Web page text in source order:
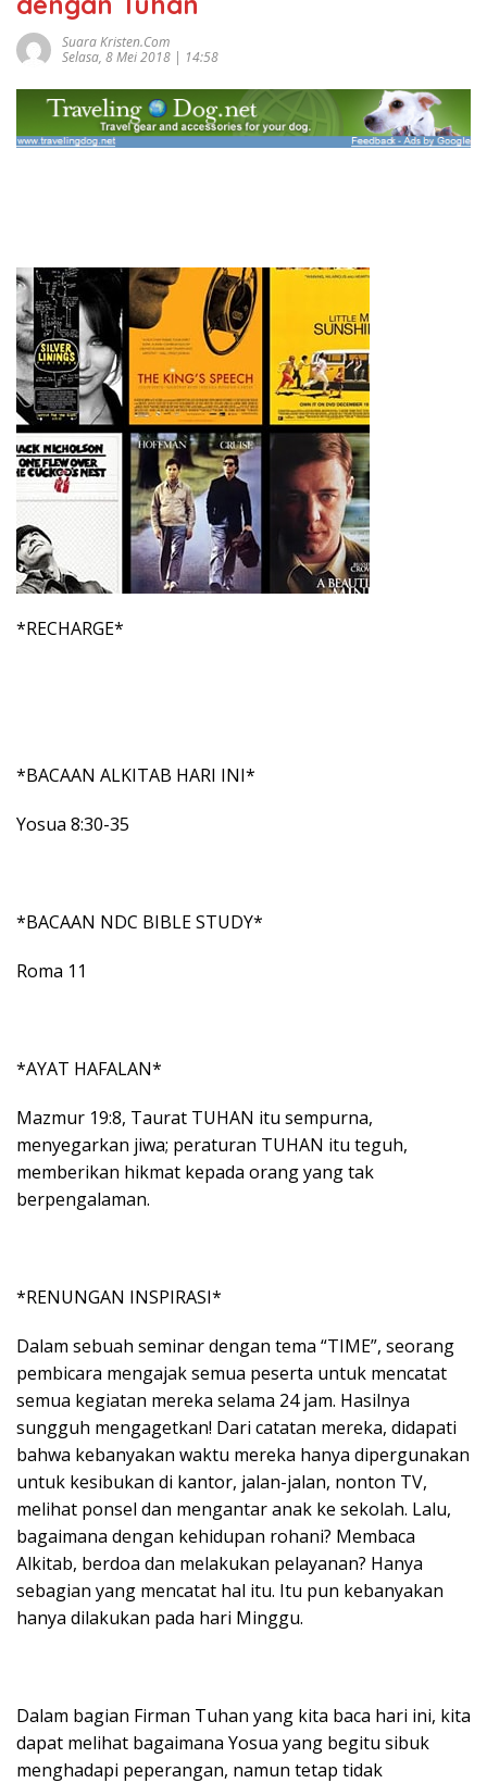
Suara Kristen.com
Selasa, 8 Mei 2018 | 14:58
*RECHARGE*
*BACAAN ALKITAB HARI INI*
Yosua 8:30-35
*BACAAN NDC BIBLE STUDY*
Roma 11
*AYAT HAFALAN*
Mazmur 19:8, Taurat TUHAN itu sempurna,
menyegarkan jiwa; peraturan TUHAN itu teguh,
memberikan hikmat kepada orang yang tak
berpengalaman.
*RENUNGAN INSPIRASI*
Dalam sebuah seminar dengan tema “TIME”, seorang
pembicara mengajak semua peserta untuk mencatat
semua kegiatan mereka selama 24 jam. Hasilnya
sungguh mengagetkan! Dari catatan mereka, didapati
bahwa kebanyakan waktu mereka hanya dipergunakan
untuk kesibukan di kantor, jalan-jalan, nonton TV,
melihat ponsel dan mengantar anak ke sekolah. Lalu,
bagaimana dengan kehidupan rohani? Membaca
Alkitab, berdoa dan melakukan pelayanan? Hanya
sebagian yang mencatat hal itu. Itu pun kebanyakan
hanya dilakukan pada hari Minggu.
Dalam bagian Firman Tuhan yang kita baca hari ini, kita
dapat melihat bagaimana Yosua yang begitu sibuk
menghadapi peperangan, namun tetap tidak